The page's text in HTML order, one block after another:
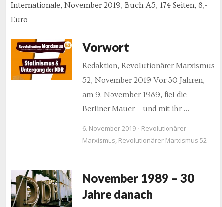
Internationale, November 2019, Buch A5, 174 Seiten, 8,-
Euro
Vorwort
Redaktion, Revolutionärer Marxismus
52, November 2019 Vor 30 Jahren,
am 9. November 1989, fiel die
Berliner Mauer – und mit ihr …
6. November 2019
Revolutionärer
Marxismus, Revolutionärer Marxismus 52
November 1989 – 30
Jahre danach